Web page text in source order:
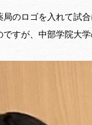
のロゴを入れて試合
すが、中部学院大